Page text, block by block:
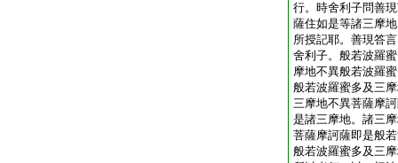
行。時舍利子問善
薩住如是等諸三摩
所授記耶。善現答
舍利子。般若波羅
摩地不異般若波羅
般若波羅蜜多及三
三摩地不異菩薩摩
是諸三摩地。諸三
菩薩摩訶薩即是般
般若波羅蜜多及三